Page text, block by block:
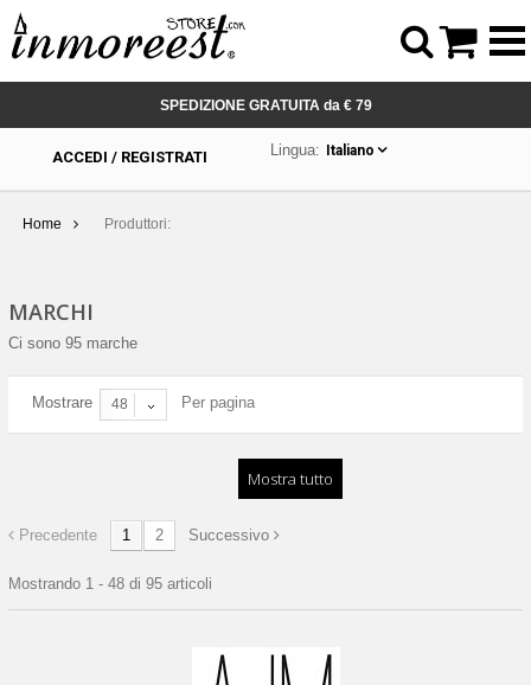
SPEDIZIONE GRATUITA da € 79
ACCEDI / REGISTRATI Lingua: Italiano
Home Produttori:
MARCHI
Ci sono 95 marche
Mostrare 48 Per pagina
Mostra tutto
Precedente 1 2 Successivo
Mostrando 1 - 48 di 95 articoli
 